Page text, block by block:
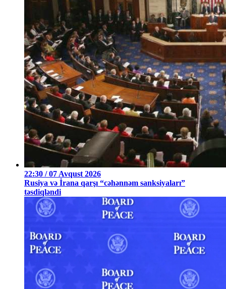
22:30 / 07 Avqust 2026
Rusiya və İrana qarşı “cəhənnəm sanksiyaları”
təsdiqləndi